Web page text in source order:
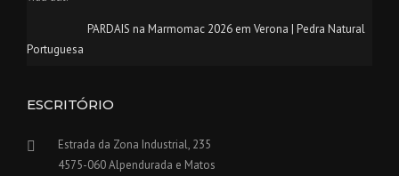
PARDAIS na Marmomac 2026 em Verona | Pedra Natural
Portuguesa
ESCRITÓRIO
Estrada da Zona Industrial, 235
4575-060 Alpendurada e Matos